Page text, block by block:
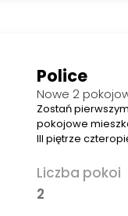
Police
Nowe 2
Zostań
pokojowe
III piętrze
Liczba pokoi
2